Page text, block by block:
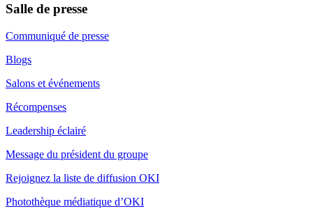
Salle de presse
Communiqué de presse
Blogs
Salons et événements
Récompenses
Leadership éclairé
Message du président du groupe
Rejoignez la liste de diffusion OKI
Photothèque médiatique d’OKI